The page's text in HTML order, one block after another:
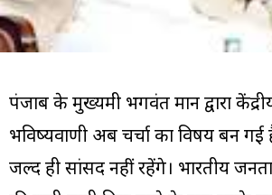
पंजाब के मुख्यमंत्री भगवंत मान द्वारा
भविष्यवाणी अब चर्चा का विषय बन
जल्द ही सांसद नहीं रहेंगे। भारतीय जनता